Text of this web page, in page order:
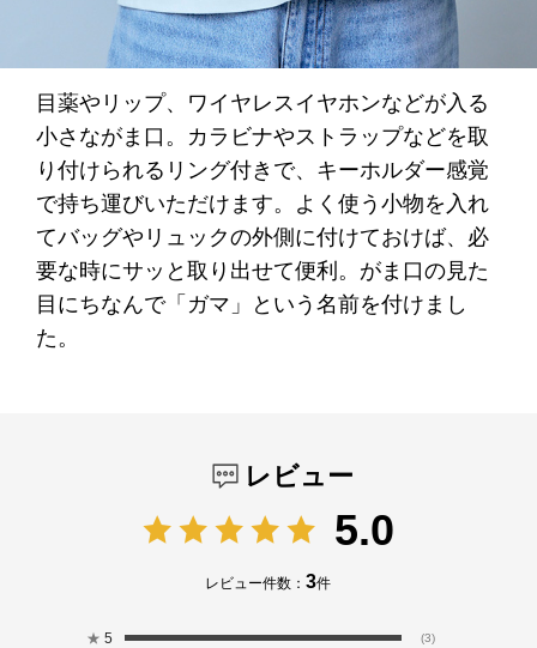
目薬やリップ、ワイヤレスイヤホンなどが入る
小さながま口。カラビナやストラップなどを取
り付けられるリング付きで、キーホルダー感覚
で持ち運びいただけます。よく使う小物を入れ
てバッグやリュックの外側に付けておけば、必
要な時にサッと取り出せて便利。がま口の見た
目にちなんで「ガマ」という名前を付けまし
た。
レビュー
5.0
レビュー件数：3件
★ 5 (3)